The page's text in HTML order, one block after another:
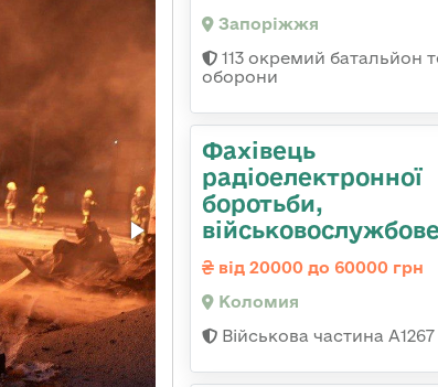
Запоріжжя
113 окремий батальйон
оборони
Фахівець
радіоелектронної
боротьби,
від 20000 до 60000 грн
Коломия
Військова частина А1267